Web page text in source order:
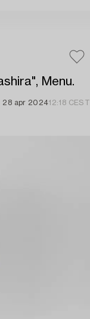
Menu.
28 apr 202412:18 CEST